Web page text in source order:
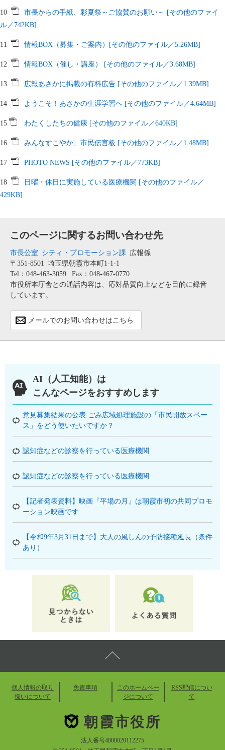
10
市長からの手紙、彩夏祭～ご協賛のお願い～ [その他のファイ
ル／742KB]
11 情報BOX（募集・ご案内）[その他のファイル／5.26MB]
12 情報BOX（催し・講座） [その他のファイル／3.68MB]
13 広報あさかに掲載の有料広告 [その他のファイル／1.39MB]
14 ようこそ！あさかの生涯学習へ [その他のファイル／4.64MB]
15 わたくしたちの健康 [その他のファイル／640KB]
16 みんなすこやか、市民伝言板 [その他のファイル／1.48MB]
17 PHOTO NEWS [その他のファイル／773KB]
18
日曜・休日に実施している医療機関 [その他のファイル／
429KB]
このページに関するお問い合わせ先
市長公室 シティ・プロモーション課 広報係
〒351-8501 埼玉県朝霞市本町1-1-1
Tel：048-463-3059
Fax：048-467-0770
市役所本庁舎との通話内容は、応対品質向上などを目的に録音
しています。
メールでのお問い合わせはこちら
AI（人工知能）は
こんなページをおすすめします
意見募集結果の公表 ごみ広域処理施設の「市民開放スペー
ス」をどう使いたいですか？
認知症などの診察を行っている医療機関
認知症などの診察を行っている医療機関
【記者発表資料】映画『平場の月』は朝霞市初の共同プロモ
ーション映画です
【令和9年3月31日まで】大人の風しんの予防接種延長（条件
あり）
個人情報の取り
扱いについて
免責事項
このホームペー
ジについて
RSS配信につい
て
朝霞市役所
法人番号4000020112275